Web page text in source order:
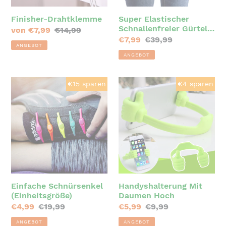
Finisher-Drahtklemme
Sonderpreis
von €7,99 Normaler
€14,99
ANGEBOT
Herren
Super Elastischer
Schnallenfreier Gürtel
für Damen und Herren
Sonderpreis
€7,99 Normaler
Preis
€39,99
ANGEBOT
Schnürsenkel
(Einheitsgröße)
Einfache Schnürsenkel
(Einheitsgröße)
Sonderpreis
€4,99 Normaler
Preis
€19,99
ANGEBOT
€15 sparen
Handyshalterung
Mit
Daumen
Hoch
Handyshalterung Mit
Daumen Hoch
Sonderpreis
€5,99 Normaler
Preis
€9,99
ANGEBOT
€4 sparen